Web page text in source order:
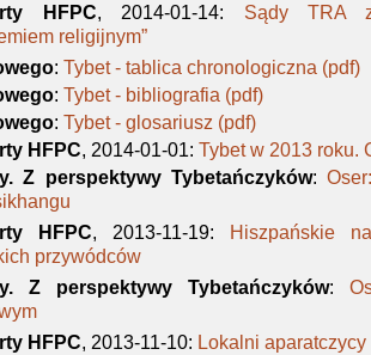
HFPC, 2014-01-14: Sądy TRA
religijnym”
:Tybet - tablica chronologiczna (pdf)
:Tybet - bibliografia (pdf)
:Tybet - glosariusz (pdf)
HFPC, 2014-01-01:Tybet w 2013 roku.
Z perspektywy Tybetańczyków:
HFPC, 2013-11-19: Hiszpańskie
przywódców
Z perspektywy Tybetańczyków:
HFPC, 2013-11-10: Lokalni